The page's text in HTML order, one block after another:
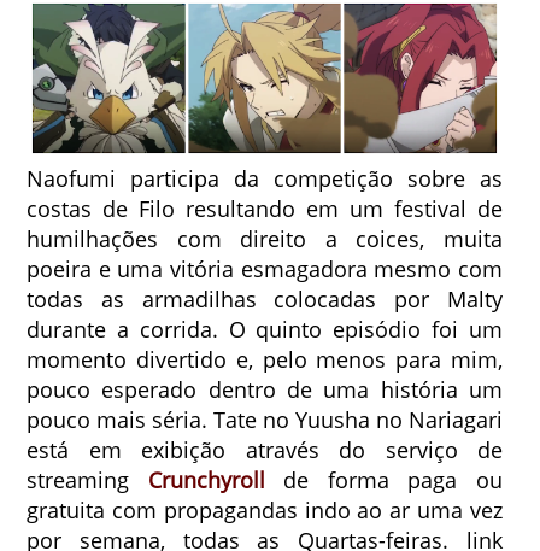
Naofumi participa da competição sobre as
costas de Filo resultando em um festival de
humilhações com direito a coices, muita
poeira e uma vitória esmagadora mesmo com
todas as armadilhas colocadas por Malty
durante a corrida. O quinto episódio foi um
momento divertido e, pelo menos para mim,
pouco esperado dentro de uma história um
pouco mais séria. Tate no Yuusha no Nariagari
está em exibição através do serviço de
streaming Crunchyroll de forma paga ou
gratuita com propagandas indo ao ar uma vez
por semana, todas as Quartas-feiras. link